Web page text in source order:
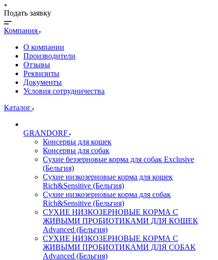
Подать заявку
Компания
О компании
Производители
Отзывы
Реквизиты
Документы
Условия сотрудничества
Каталог
GRANDORF
Консервы для кошек
Консервы для собак
Сухие беззерновые корма для собак Exclusive
(Бельгия)
Сухие низкозерновые корма для кошек
Rich&Sensitive (Бельгия)
Сухие низкозерновые корма для собак
Rich&Sensitive (Бельгия)
СУХИЕ НИЗКОЗЕРНОВЫЕ КОРМА С
ЖИВЫМИ ПРОБИОТИКАМИ ДЛЯ КОШЕК
Advanced (Бельгия)
СУХИЕ НИЗКОЗЕРНОВЫЕ КОРМА С
ЖИВЫМИ ПРОБИОТИКАМИ ДЛЯ СОБАК
Advanced (Бельгия)